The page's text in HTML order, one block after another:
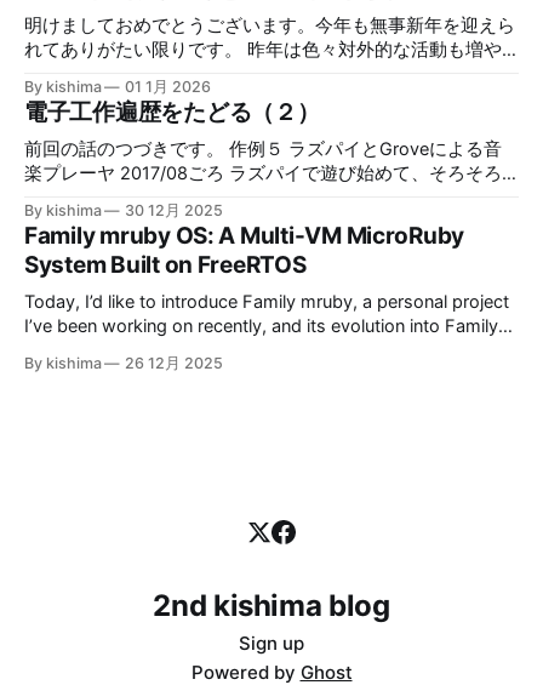
として実施されました。 以下はその時の資料です。 now-is-
the-time-to-create-your-own-mruby-computerfrom
てしまいました。その後、仕事の方もCOVID-19の影響もあ
り、色々とどたばたして、転職したり、結婚したり、など趣
味の時間を取れない時期が数年続きました。 生活もやっと
落ち着いてきた2025年から本格的に個人プロジェクトを再
ことができました。 事前準備 本格的に開発に着手したのが
2025年の10月ごろで、そこからまずはLinuxシミュレーショ
ン環境で開発進めて、基本形を
明けましておめでとうございます。今年も無事新年を迎えら
れてありがたい限りです。 昨年は色々対外的な活動も増や
で、活発な一年だったと思います。 今年は仕事始めて２０
周年でもありますし、色々頑張り時な年だと思うので、抱負
と合わせて、昨年の振り返りを残しておきたいと思います。
2025年振り返り 2025年は、４月までは仕事のほうがかなり
年会2025 まだ忙しい季時期でしたが、地方出張前に荷物抱
えて参加した記憶があります。 Tokyu.rbは、みんなで美味し
いもの（主に肉）をいただく集まりなのですが、そこで関西
Ruby会議のことを聞いたことが、この後の動きの伏線にな
りました。 ５月になって仕事が落ち着いてきたので、一念
発起して久しぶりに地域Ruby会議へのプロポーザルを送っ
たのでした。 5/26 PicoPicoRuby #1 待望のmruby関連の勉
By kishima 01 1月 2026
電子工作遍歴をたどる（２）
前回の話のつづきです。 作例５ ラズパイとGroveによる音
楽プレーヤ 2017/08ごろ ラズパイで遊び始めて、そろそろ
とをやってみたくなってきました。 そのころSeeedのGrove
というものを知って、これなら初心者でも色々電子デバイス
試せる！となって色々買ってきて作ったのがこちらです。 A
first step to Raspberry Pi project | Kishima blogThis was a
first step to Raspberry Pi project done in last year.
RaspiMusicServer This an…Kishima blogkishimaGitHub -
kishima/RaspiMusicServer: An music server on Raspberry pi
By kishima 30 12月 2025
Family mruby OS: A Multi-VM MicroRuby
System Built on FreeRTOS
Today, I’d like to introduce Family mruby, a personal project
I’ve been working on recently, and its evolution into Family
Background and Motivation Family mruby is a project that I
By kishima 26 12月 2025
2nd kishima blog
Sign up
Powered by Ghost